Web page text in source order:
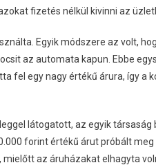
fizetés nélkül kivinni az
Egyik módszere az volt,
az automata kapun. Ebbe
fel egy nagy értékű árura, így a
látogatott, az egyik társaság
forint értékű árut próbált
az áruházakat elhagyta